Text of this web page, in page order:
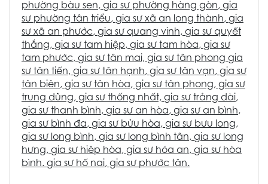
phường bàu sen, gia sư phường hàng gòn, gia
sư phường tân triểu, gia sư xã an long thành, gia
sư xã an phước, gia sư quang vinh, gia sư quyết
thắng, gia sư tam hiệp, gia sư tam hòa, gia sư
tam phước, gia sư tân mai, gia sư tân phong gia
sư tân tiến, gia sư tân hạnh, gia sư tân vạn, gia sư
tân biên, gia sư tân hòa, gia sư tân phong, gia sư
trung dũng, gia sư thống nhất, gia sư trảng dài,
gia sư thanh bình, gia sư an hòa, gia sư an bình,
gia sư bình đa, gia sư bửu hòa, gia sư bưu long,
gia sư long bình, gia sư long bình tân, gia sư long
hưng, gia sư hiêp hòa, gia sư hóa an, gia sư hòa
bình. gia sư hố nai, gia sư phước tân.